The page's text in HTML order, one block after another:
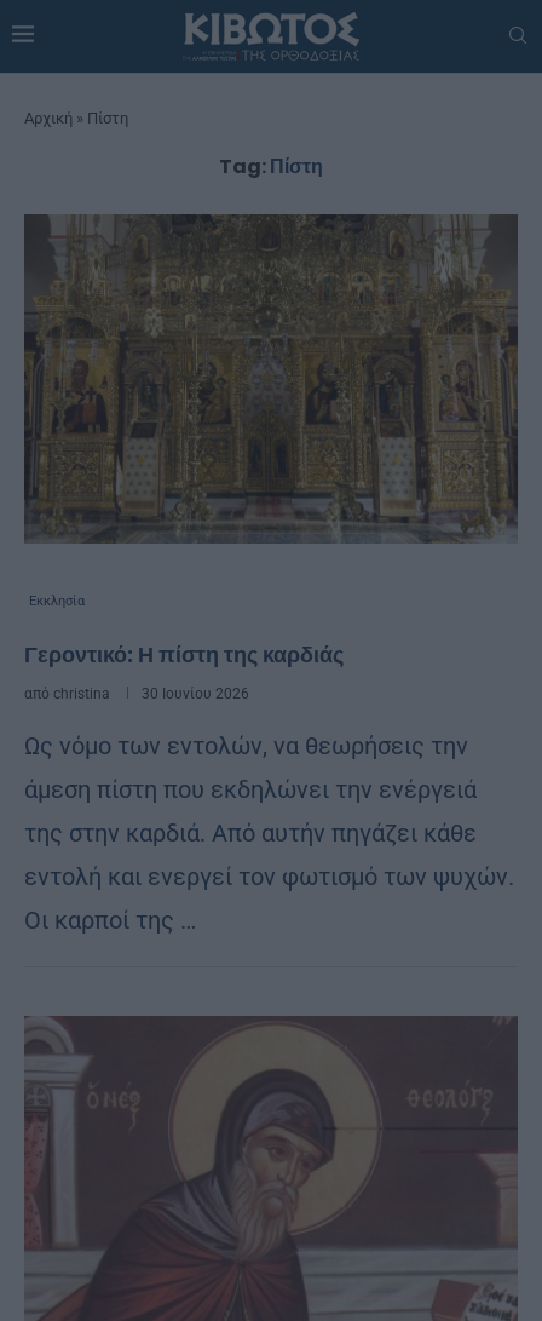
Αρχική » Πίστη
Tag:Πίστη
Εκκλησία
Γεροντικό: Η πίστη της καρδιάς
από christina 30 Ιουνίου 2026
Ως νόμο των εντολών, να θεωρήσεις την
άμεση πίστη που εκδηλώνει την ενέργειά
της στην καρδιά. Από αυτήν πηγάζει κάθε
εντολή και ενεργεί τον φωτισμό των ψυχών.
Οι καρποί της …